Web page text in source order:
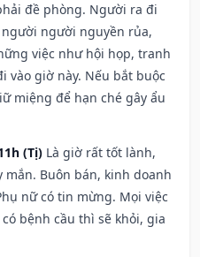
đề phòng. Người ra đi
người nguyền rủa,
việc như hội họp, tranh
vào giờ này. Nếu bắt buộc
miệng để hạn ché gây ẩu
(Tị) Là giờ rất tốt lành,
Buôn bán, kinh doanh
nữ có tin mừng. Mọi việc
bệnh cầu thì sẽ khỏi, gia